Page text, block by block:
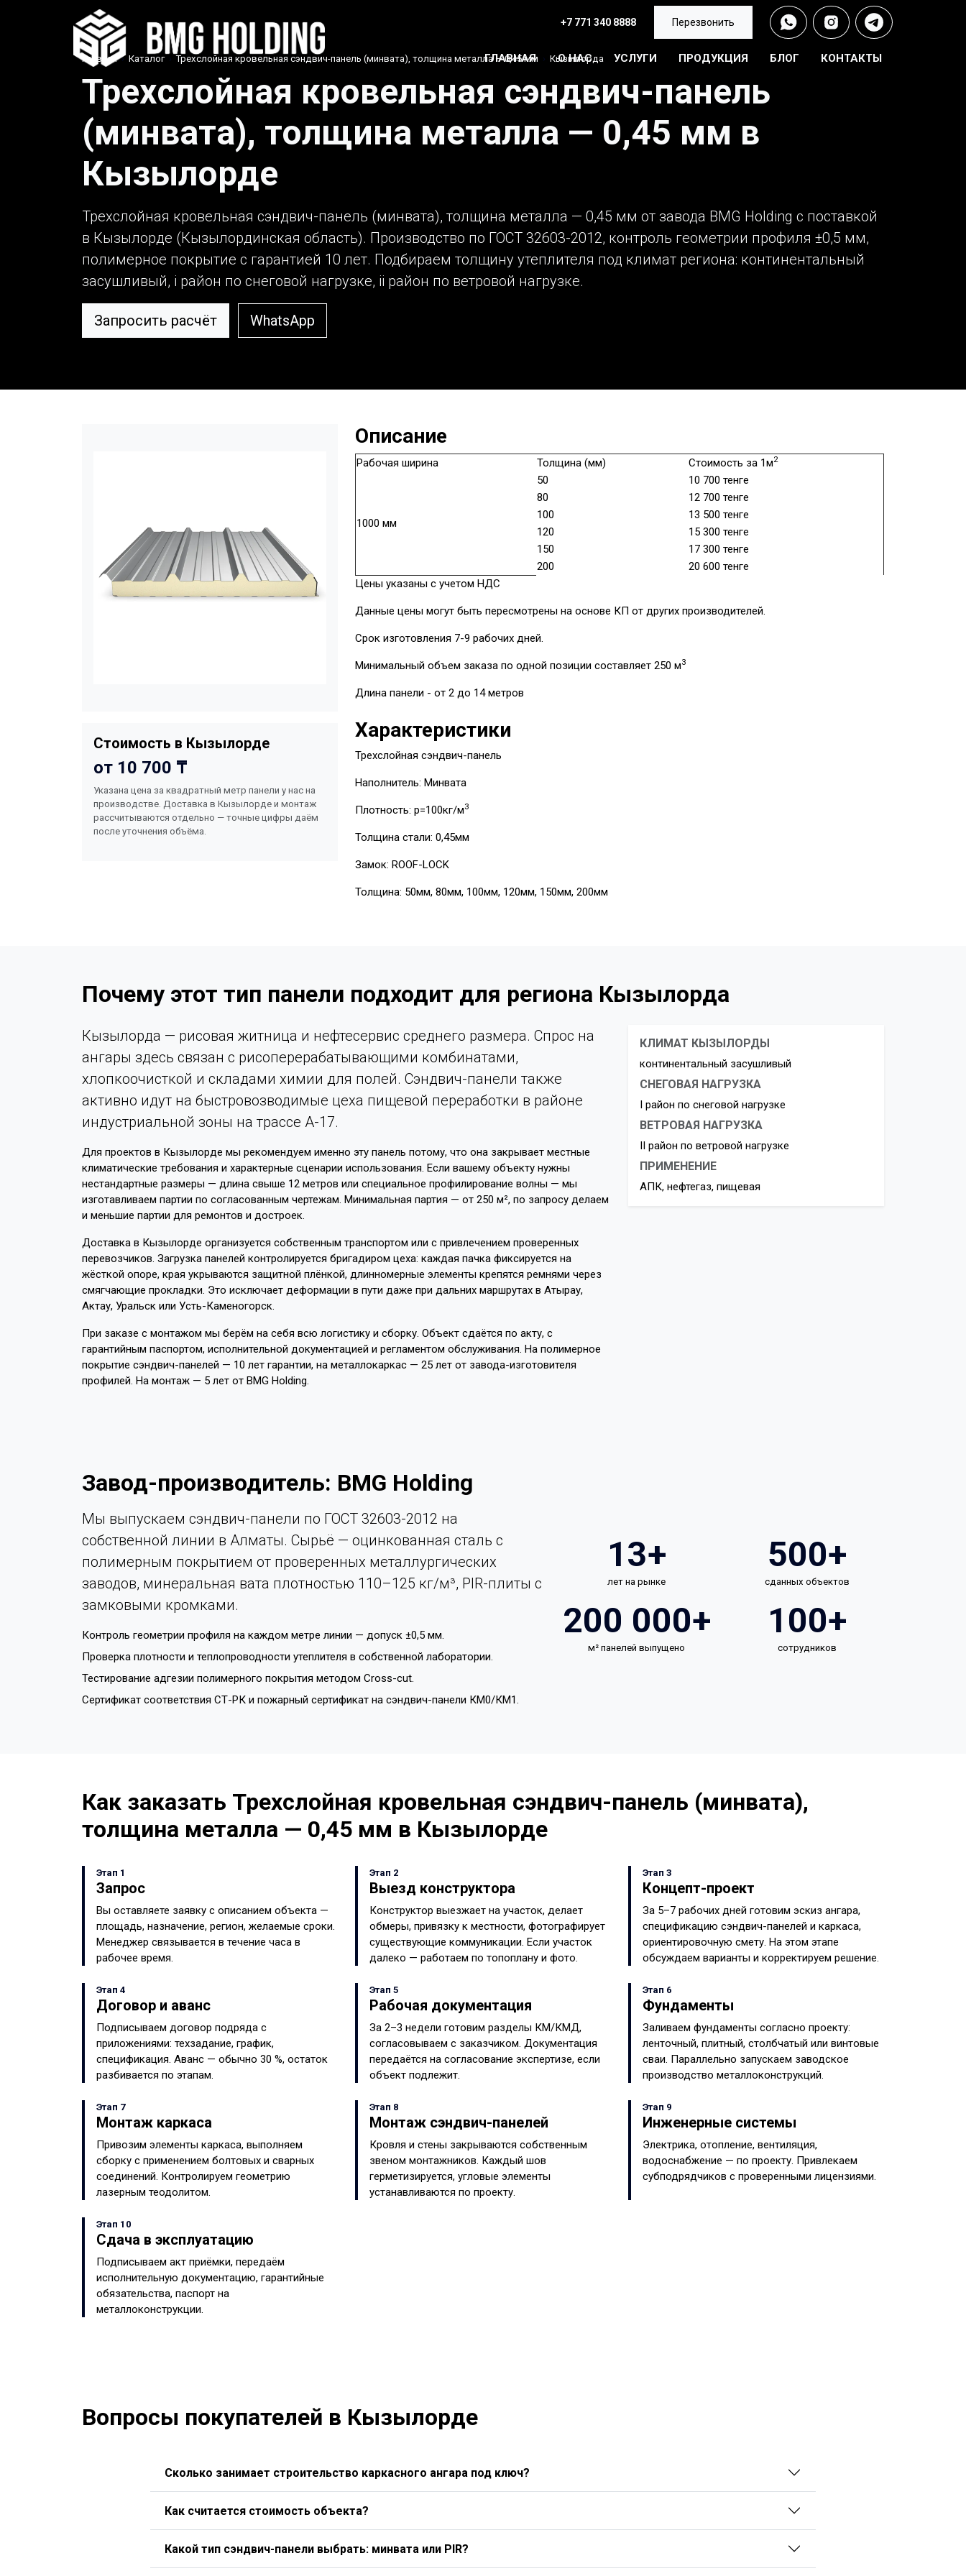
+7 771 340 8888 Перезвонить
ГЛАВНАЯ О НАС УСЛУГИ ПРОДУКЦИЯ БЛОГ КОНТАКТЫ
Главная › Каталог › Трехслойная кровельная сэндвич-панель (минвата), толщина металла — 0,45 мм › Кызылорда
Трехслойная кровельная сэндвич-панель
(минвата), толщина металла — 0,45 мм в
Кызылорде
Трехслойная кровельная сэндвич-панель (минвата), толщина металла — 0,45 мм от завода BMG Holding с поставкой
в Кызылорде (Кызылординская область). Производство по ГОСТ 32603-2012, контроль геометрии профиля ±0,5 мм,
полимерное покрытие с гарантией 10 лет. Подбираем толщину утеплителя под климат региона: континентальный
засушливый, i район по снеговой нагрузке, ii район по ветровой нагрузке.
Запросить расчёт WhatsApp
Стоимость в Кызылорде
от 10 700 ₸
Указана цена за квадратный метр панели у нас на
производстве. Доставка в Кызылорде и монтаж
рассчитываются отдельно — точные цифры даём
после уточнения объёма.
Описание
Рабочая ширина Толщина (мм) Стоимость за 1м2
1000 мм
50
10 700 тенге
80
12 700 тенге
100
13 500 тенге
120
15 300 тенге
150
17 300 тенге
200
20 600 тенге
Цены указаны с учетом НДС
Данные цены могут быть пересмотрены на основе КП от других производителей.
Срок изготовления 7-9 рабочих дней.
Минимальный объем заказа по одной позиции составляет 250 м3
Длина панели - от 2 до 14 метров
Характеристики
Трехслойная сэндвич-панель
Наполнитель: Минвата
Плотность: p=100кг/м3
Толщина стали: 0,45мм
Замок: ROOF-LOCK
Толщина: 50мм, 80мм, 100мм, 120мм, 150мм, 200мм
Почему этот тип панели подходит для региона Кызылорда
Кызылорда — рисовая житница и нефтесервис среднего размера. Спрос на
ангары здесь связан с рисоперерабатывающими комбинатами,
хлопкоочисткой и складами химии для полей. Сэндвич-панели также
активно идут на быстровозводимые цеха пищевой переработки в районе
индустриальной зоны на трассе А-17.
Для проектов в Кызылорде мы рекомендуем именно эту панель потому, что она закрывает местные
климатические требования и характерные сценарии использования. Если вашему объекту нужны
нестандартные размеры — длина свыше 12 метров или специальное профилирование волны — мы
изготавливаем партии по согласованным чертежам. Минимальная партия — от 250 м², по запросу делаем
и меньшие партии для ремонтов и достроек.
Доставка в Кызылорде организуется собственным транспортом или с привлечением проверенных
перевозчиков. Загрузка панелей контролируется бригадиром цеха: каждая пачка фиксируется на
жёсткой опоре, края укрываются защитной плёнкой, длинномерные элементы крепятся ремнями через
смягчающие прокладки. Это исключает деформации в пути даже при дальних маршрутах в Атырау,
Актау, Уральск или Усть-Каменогорск.
При заказе с монтажом мы берём на себя всю логистику и сборку. Объект сдаётся по акту, с
гарантийным паспортом, исполнительной документацией и регламентом обслуживания. На полимерное
покрытие сэндвич-панелей — 10 лет гарантии, на металлокаркас — 25 лет от завода-изготовителя
профилей. На монтаж — 5 лет от BMG Holding.
КЛИМАТ КЫЗЫЛОРДЫ
континентальный засушливый
СНЕГОВАЯ НАГРУЗКА
I район по снеговой нагрузке
ВЕТРОВАЯ НАГРУЗКА
II район по ветровой нагрузке
ПРИМЕНЕНИЕ
АПК, нефтегаз, пищевая
Завод-производитель: BMG Holding
Мы выпускаем сэндвич-панели по ГОСТ 32603-2012 на
собственной линии в Алматы. Сырьё — оцинкованная сталь с
полимерным покрытием от проверенных металлургических
заводов, минеральная вата плотностью 110–125 кг/м³, PIR-плиты с
замковыми кромками.
Контроль геометрии профиля на каждом метре линии — допуск ±0,5 мм.
Проверка плотности и теплопроводности утеплителя в собственной лаборатории.
Тестирование адгезии полимерного покрытия методом Cross-cut.
Сертификат соответствия СТ-РК и пожарный сертификат на сэндвич-панели КМ0/КМ1.
13+
лет на рынке
500+
сданных объектов
200 000+
м² панелей выпущено
100+
сотрудников
Как заказать Трехслойная кровельная сэндвич-панель (минвата),
толщина металла — 0,45 мм в Кызылорде
Этап 1
Запрос
Вы оставляете заявку с описанием объекта —
площадь, назначение, регион, желаемые сроки.
Менеджер связывается в течение часа в
рабочее время.
Этап 2
Выезд конструктора
Конструктор выезжает на участок, делает
обмеры, привязку к местности, фотографирует
существующие коммуникации. Если участок
далеко — работаем по топоплану и фото.
Этап 3
Концепт-проект
За 5–7 рабочих дней готовим эскиз ангара,
спецификацию сэндвич-панелей и каркаса,
ориентировочную смету. На этом этапе
обсуждаем варианты и корректируем решение.
Этап 4
Договор и аванс
Подписываем договор подряда с
приложениями: техзадание, график,
спецификация. Аванс — обычно 30 %, остаток
разбивается по этапам.
Этап 5
Рабочая документация
За 2–3 недели готовим разделы КМ/КМД,
согласовываем с заказчиком. Документация
передаётся на согласование экспертизе, если
объект подлежит.
Этап 6
Фундаменты
Заливаем фундаменты согласно проекту:
ленточный, плитный, столбчатый или винтовые
сваи. Параллельно запускаем заводское
производство металлоконструкций.
Этап 7
Монтаж каркаса
Привозим элементы каркаса, выполняем
сборку с применением болтовых и сварных
соединений. Контролируем геометрию
лазерным теодолитом.
Этап 8
Монтаж сэндвич-панелей
Кровля и стены закрываются собственным
звеном монтажников. Каждый шов
герметизируется, угловые элементы
устанавливаются по проекту.
Этап 9
Инженерные системы
Электрика, отопление, вентиляция,
водоснабжение — по проекту. Привлекаем
субподрядчиков с проверенными лицензиями.
Этап 10
Сдача в эксплуатацию
Подписываем акт приёмки, передаём
исполнительную документацию, гарантийные
обязательства, паспорт на
металлоконструкции.
Вопросы покупателей в Кызылорде
Сколько занимает строительство каркасного ангара под ключ?
Как считается стоимость объекта?
Какой тип сэндвич-панели выбрать: минвата или PIR?